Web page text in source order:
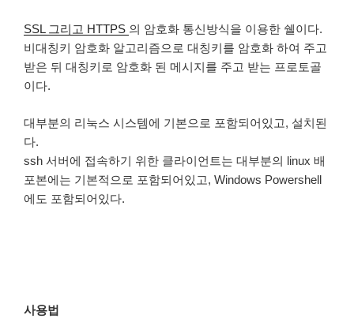
SSL 그리고 HTTPS 의 암호화 통신방식을 이용한 쉘이다.
비대칭키 암호화 알고리즘으로 대칭키를 암호화 하여 주고
받은 뒤 대칭키로 암호화 된 메시지를 주고 받는 프로토골
이다.
대부분의 리눅스 시스템에 기본으로 포함되어있고, 설치된
다.
ssh 서버에 접속하기 위한 클라이언트는 대부분의 linux 배
포본에는 기본적으로 포함되어있고, Windows Powershell
에도 포함되어있다.
사용법